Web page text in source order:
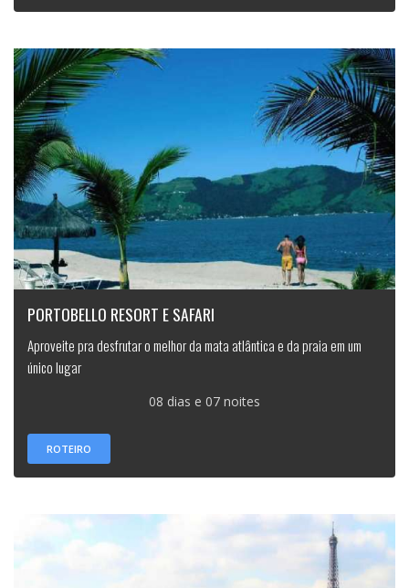
PORTOBELLO RESORT E SAFARI
Aproveite pra desfrutar o melhor da mata atlântica e da praia em um
único lugar
08 dias e 07 noites
ROTEIRO